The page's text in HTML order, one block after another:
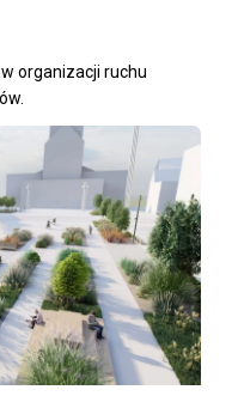
organizacji ruchu